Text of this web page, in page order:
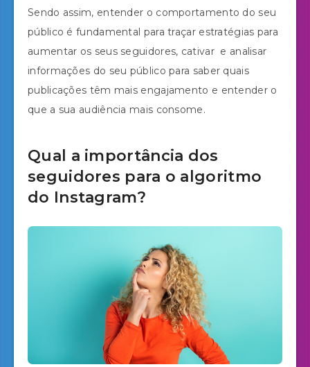
Sendo assim, entender o comportamento do seu
público é fundamental para traçar estratégias para
aumentar os seus seguidores, cativar e analisar
informações do seu público para saber quais
publicações têm mais engajamento e entender o
que a sua audiência mais consome.
Qual a importância dos
seguidores para o algoritmo
do Instagram?